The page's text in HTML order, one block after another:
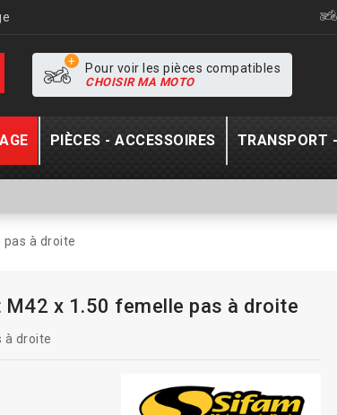
Pour voir les pièces compatibles
CHOISIR MA MOTO
PIÈCES - ACCESSOIRES TRANSPORT
à droite
x 1.50 femelle pas à droite
à droite